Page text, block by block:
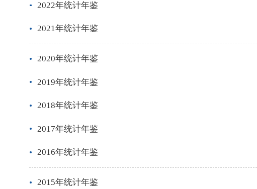
2022年统计年鉴
2021年统计年鉴
2020年统计年鉴
2019年统计年鉴
2018年统计年鉴
2017年统计年鉴
2016年统计年鉴
2015年统计年鉴